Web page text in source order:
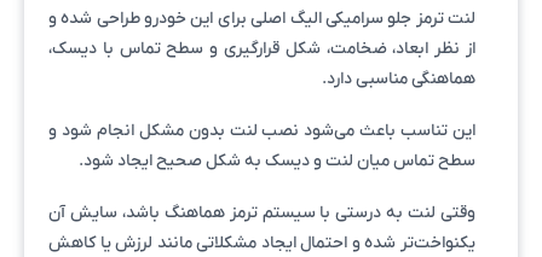
لنت ترمز جلو سرامیکی الیگ اصلی برای این خودرو طراحی شده و
از نظر ابعاد، ضخامت، شکل قرارگیری و سطح تماس با دیسک،
هماهنگی مناسبی دارد.
این تناسب باعث می‌شود نصب لنت بدون مشکل انجام شود و
سطح تماس میان لنت و دیسک به شکل صحیح ایجاد شود.
وقتی لنت به درستی با سیستم ترمز هماهنگ باشد، سایش آن
یکنواخت‌تر شده و احتمال ایجاد مشکلاتی مانند لرزش یا کاهش